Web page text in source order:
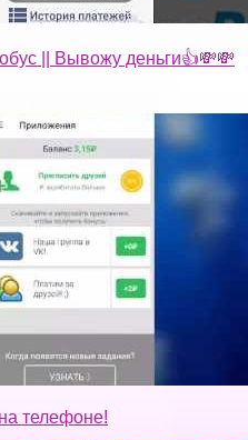
|| Вывожу деньги👍💸💸
телефоне!